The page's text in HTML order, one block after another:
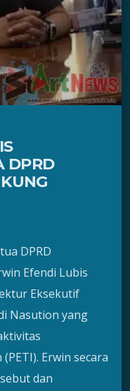
DPRD
DPRD
Efendi Lubis
Eksekutif
Nasution yang
Erwin secara
dan